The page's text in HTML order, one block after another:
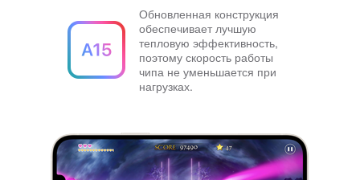
Обновленная конструкция
обеспечивает лучшую
тепловую эффективность,
поэтому скорость работы
чипа не уменьшается при
нагрузках.